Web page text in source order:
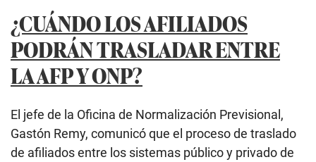
¿CUÁNDO LOS AFILIADOS
PODRÁN TRASLADAR ENTRE
LA AFP Y ONP?
El jefe de la Oficina de Normalización Previsional,
Gastón Remy, comunicó que el proceso de traslado
de afiliados entre los sistemas público y privado de